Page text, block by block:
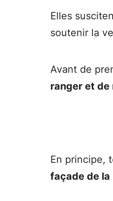
Elles
soutenir la
Avant de
ranger et de
En principe,
façade de la